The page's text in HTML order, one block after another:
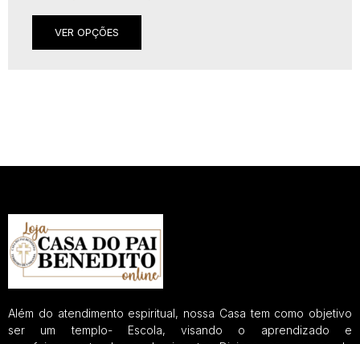
VER OPÇÕES
Além do atendimento espiritual, nossa Casa tem como objetivo
ser um templo- Escola, visando o aprendizado e